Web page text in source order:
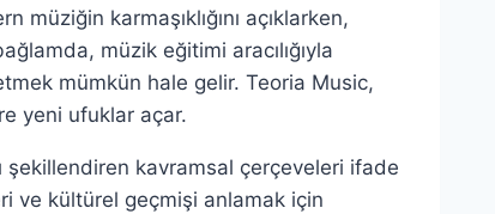
karmaşıklığını açıklarken,
müzik eğitimi aracılığıyla
mümkün hale gelir. Teoria Music,
yeni ufuklar açar.
şekillendiren kavramsal çerçeveleri ifade
ve kültürel geçmişi anlamak için